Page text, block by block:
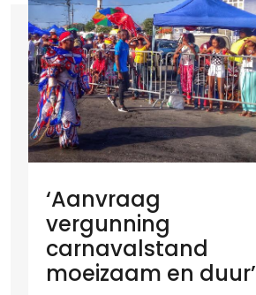
‘Aanvraag
vergunning
carnavalstand
moeizaam en duur’